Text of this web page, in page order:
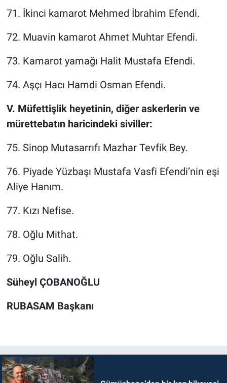
71. İkinci kamarot Mehmed İbrahim Efendi.
72. Muavin kamarot Ahmet Muhtar Efendi.
73. Kamarot yamağı Halit Mustafa Efendi.
74. Aşçı Hacı Hamdi Osman Efendi.
V. Müfettişlik heyetinin, diğer askerlerin ve
mürettebatın haricindeki siviller:
75. Sinop Mutasarrıfı Mazhar Tevfik Bey.
76. Piyade Yüzbaşı Mustafa Vasfi Efendi’nin eşi
Aliye Hanım.
77. Kızı Nefise.
78. Oğlu Mithat.
79. Oğlu Salih.
Süheyl ÇOBANOĞLU
RUBASAM Başkanı